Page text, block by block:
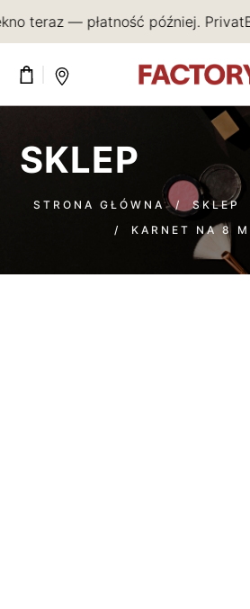
teraz — płatność później.
SKLEP
STRONA GŁÓWNA/ SKLEP
/ KARNET NA 8